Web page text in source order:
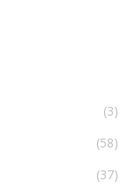
(3)
(58)
(37)